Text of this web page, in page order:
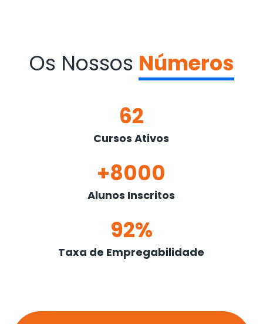
Os Nossos Números
62
Cursos Ativos
+8000
Alunos Inscritos
92%
Taxa de Empregabilidade